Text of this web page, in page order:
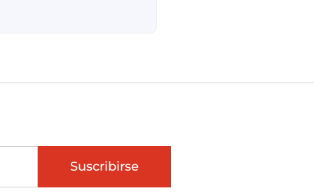
Suscribirse